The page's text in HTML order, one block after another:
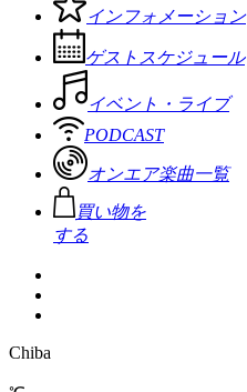
インフォメーション
ゲストスケジュール
イベント・ライブ
PODCAST
オンエア楽曲一覧
買い物を
する
Chiba